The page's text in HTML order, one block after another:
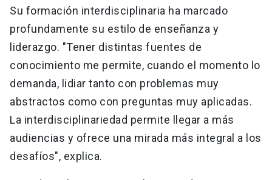
Su formación interdisciplinaria ha marcado
profundamente su estilo de enseñanza y
liderazgo. "Tener distintas fuentes de
conocimiento me permite, cuando el momento lo
demanda, lidiar tanto con problemas muy
abstractos como con preguntas muy aplicadas.
La interdisciplinariedad permite llegar a más
audiencias y ofrece una mirada más integral a los
desafíos", explica.